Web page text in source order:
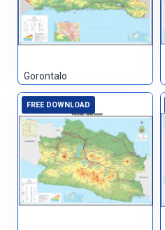
Gorontalo
FREE DOWNLOAD